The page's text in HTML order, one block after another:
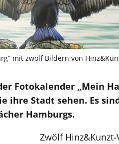
mit zwölf Bildern von
Fotokalender „Mein
ihre Stadt sehen. Es
Hamburgs.
Zwölf